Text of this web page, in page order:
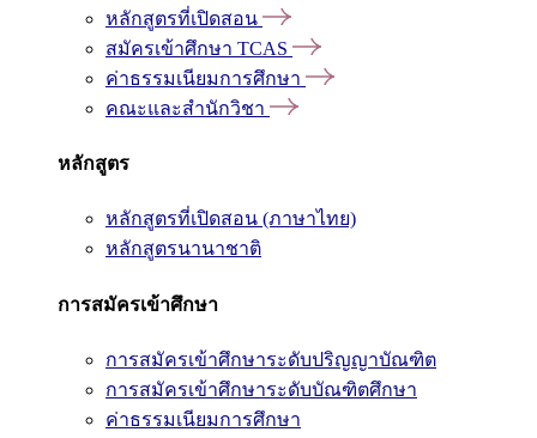
หลักสูตรที่เปิดสอน
สมัครเข้าศึกษา TCAS
ค่าธรรมเนียมการศึกษา
คณะและสำนักวิชา
หลักสูตร
หลักสูตรที่เปิดสอน (ภาษาไทย)
หลักสูตรนานาชาติ
การสมัครเข้าศึกษา
การสมัครเข้าศึกษาระดับปริญญาบัณฑิต
การสมัครเข้าศึกษาระดับบัณฑิตศึกษา
ค่าธรรมเนียมการศึกษา